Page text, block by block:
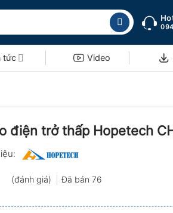
tức Video
điện trở thấp Hopetech
(đánh giá) Đã bán76